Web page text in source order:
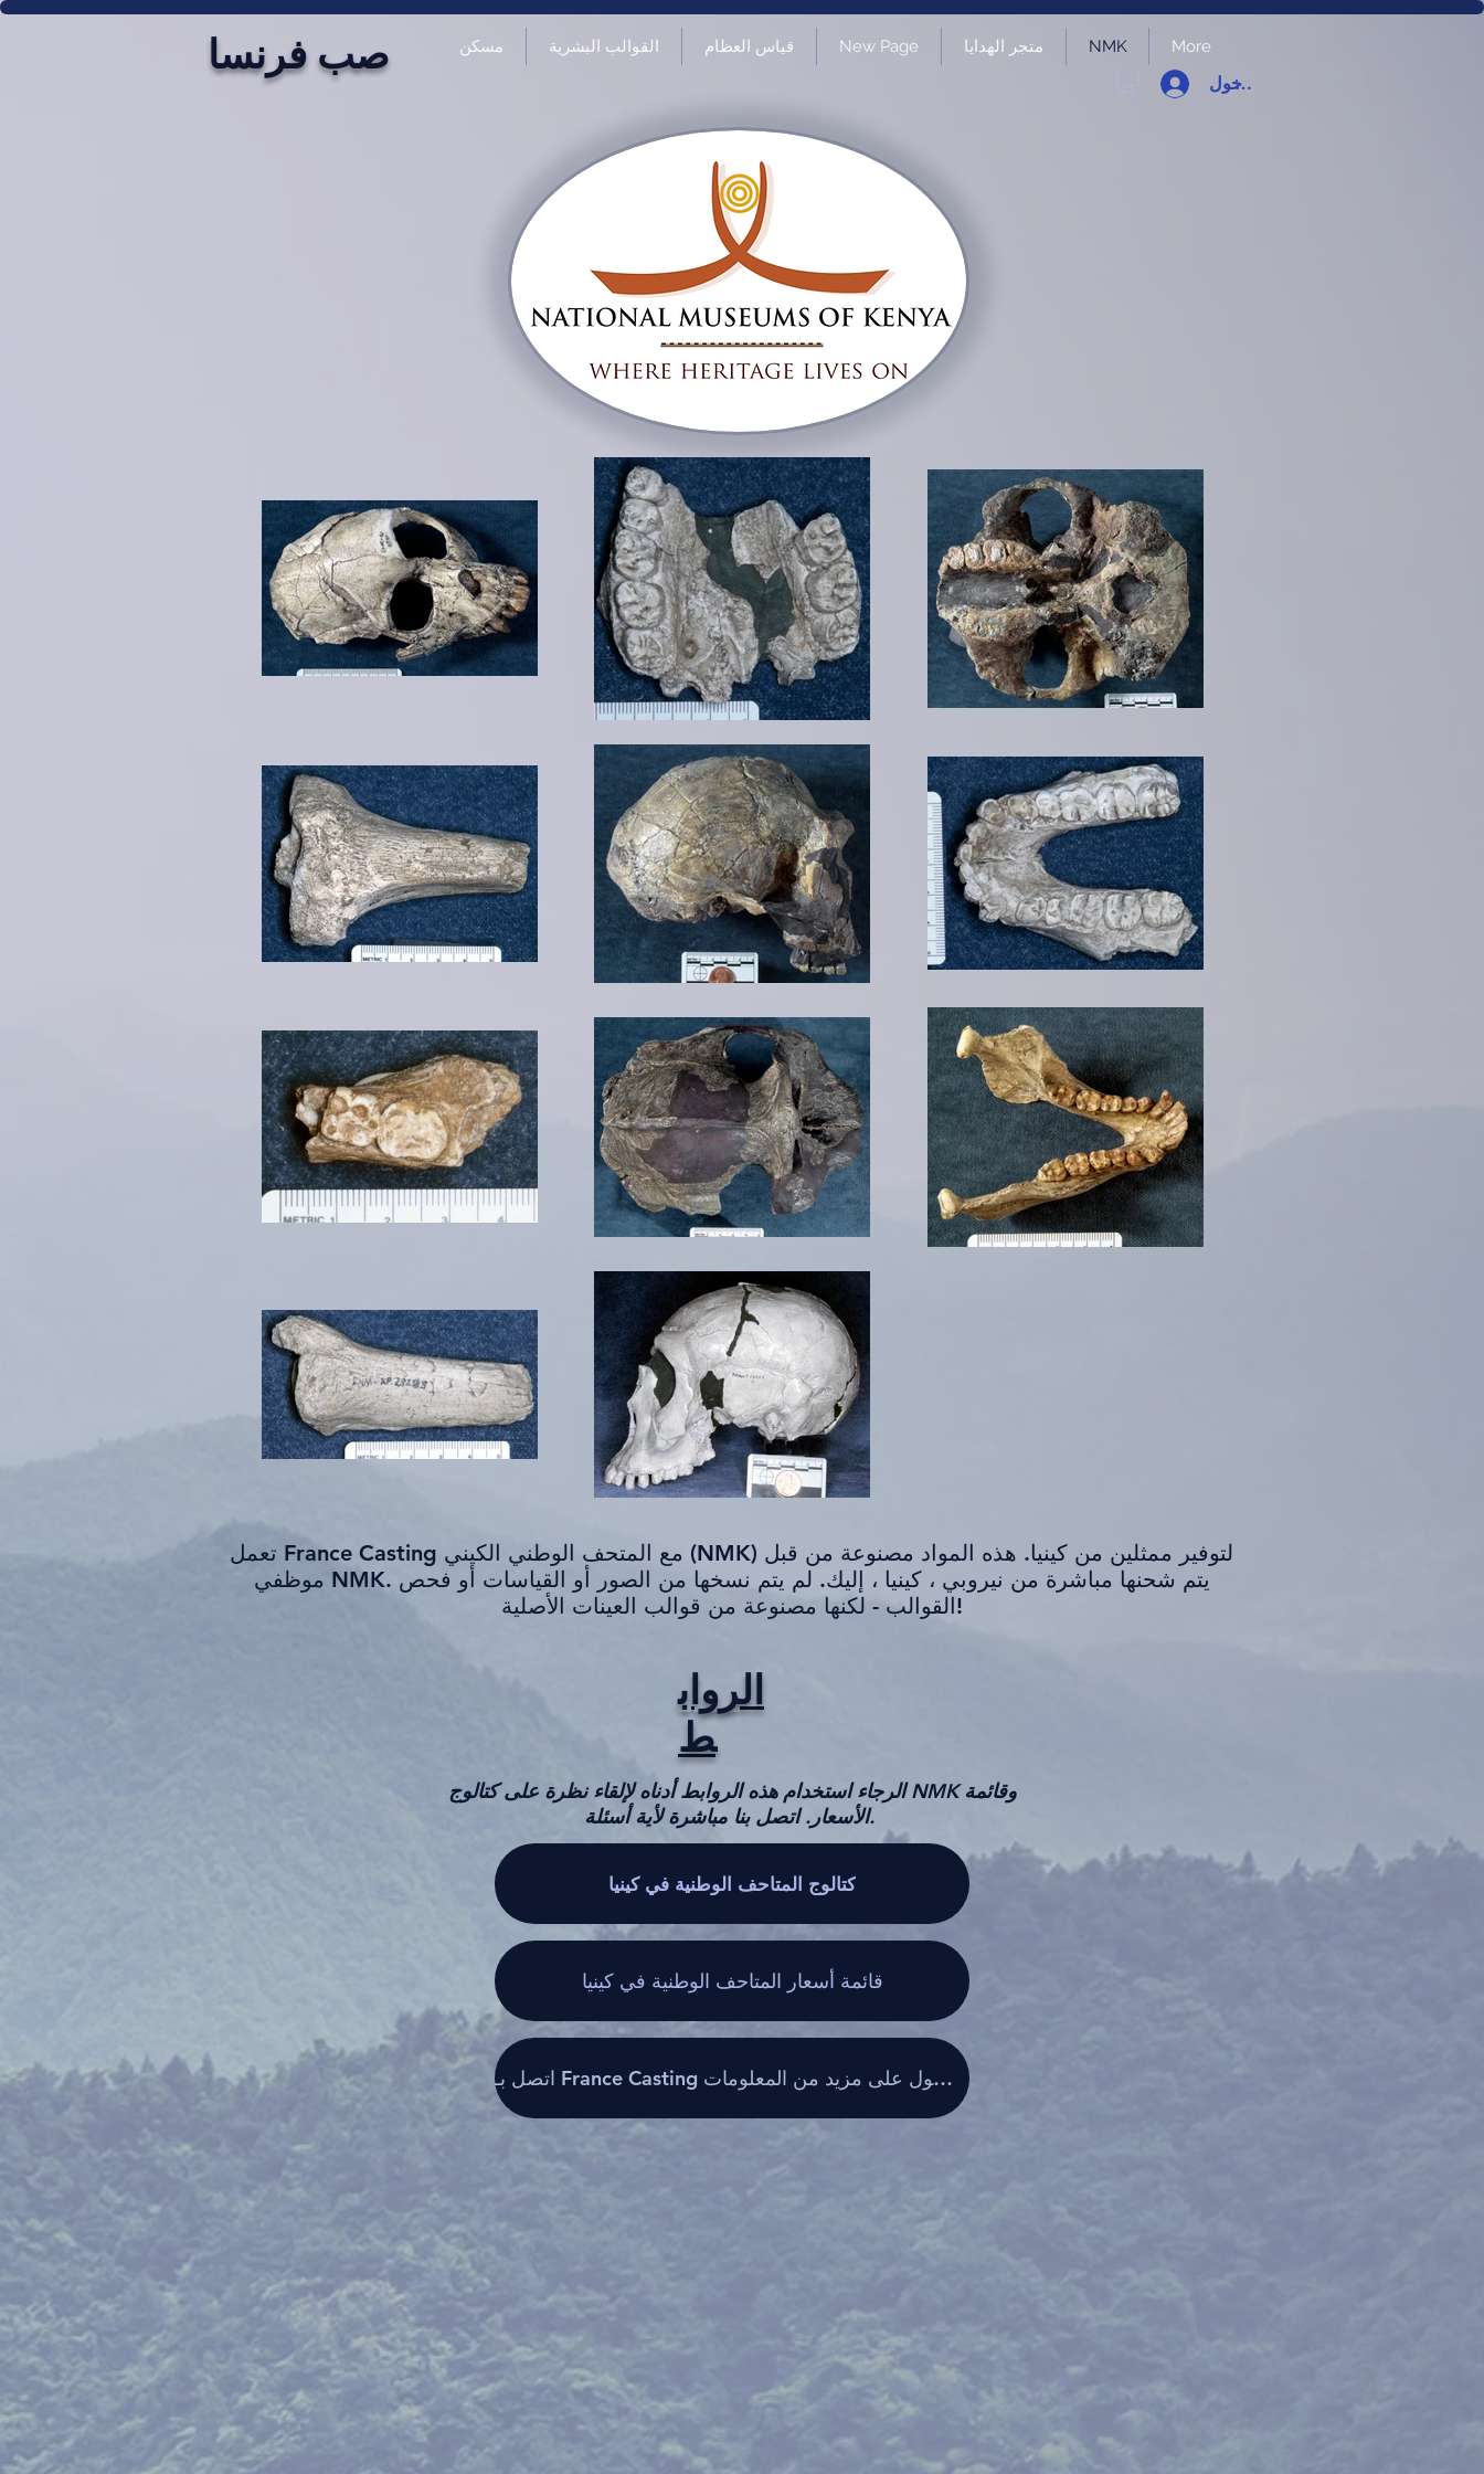
صب فرنسا مسكن القوالب البشرية قياس العظام New Page متجر الهدايا NMK More
تسجيل الدخول
تعمل France Casting مع المتحف الوطني الكيني (NMK) لتوفير ممثلين من كينيا. هذه المواد مصنوعة من قبل
موظفي NMK. يتم شحنها مباشرة من نيروبي ، كينيا ، إليك. لم يتم نسخها من الصور أو القياسات أو فحص
القوالب - لكنها مصنوعة من قوالب العينات الأصلية!
الرواب
ط
الرجاء استخدام هذه الروابط أدناه لإلقاء نظرة على كتالوج NMK وقائمة
الأسعار. اتصل بنا مباشرة لأية أسئلة.
كتالوج المتاحف الوطنية في كينيا
قائمة أسعار المتاحف الوطنية في كينيا
اتصل بـ France Casting للحصول على مزيد من المعلومات